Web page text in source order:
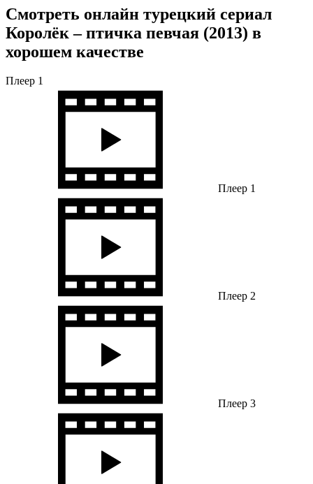
Смотреть онлайн турецкий сериал
Королёк – птичка певчая (2013) в
хорошем качестве
Плеер 1
Плеер 1
Плеер 2
Плеер 3